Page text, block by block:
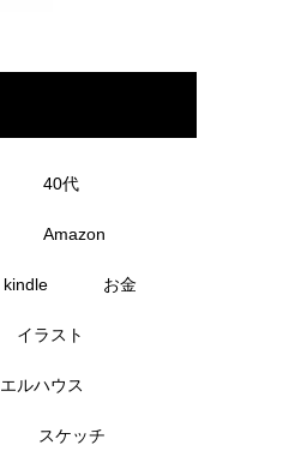
40代
Amazon
kindle お金
イラスト
エルハウス
スケッチ